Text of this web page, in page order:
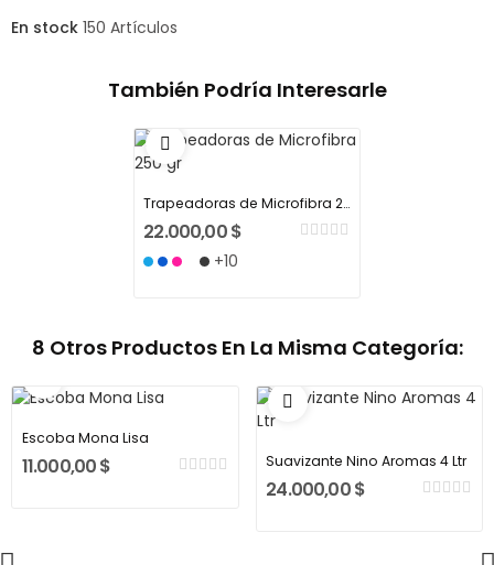
En stock 150 Artículos
También Podría Interesarle
Trapeadoras de Microfibra 250 gr
22.000,00 $
+10
8 Otros Productos En La Misma Categoría:
Escoba Mona Lisa
11.000,00 $ Suavizante Nino Aromas 4 Ltr
24.000,00 $